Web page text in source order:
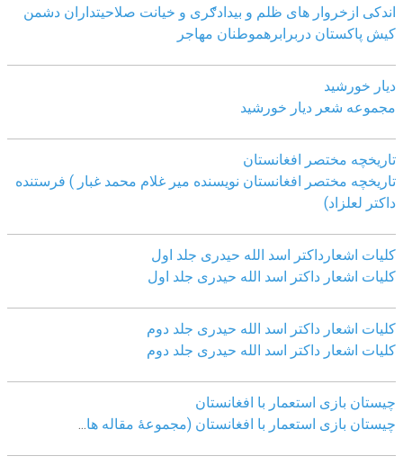
اندکی ازخروار ھای ظلم و بیدادګری و خیانت صلاحیتداران دشمن
کیش پاکستان دربرابرھموطنان مھاجر
دیار خورشید
مجموعه شعر دیار خورشید
تاریخچه مختصر افغانستان
تاریخچه مختصر افغانستان نویسنده میر غلام محمد غبار ) فرستنده
داکتر لعلزاد)
کلیات اشعارداکتر اسد الله حیدری جلد اول
کلیات اشعار داکتر اسد الله حیدری جلد اول
کلیات اشعار داکتر اسد الله حیدری جلد دوم
کلیات اشعار داکتر اسد الله حیدری جلد دوم
چيستان بازی استعمار با افغانستان
چيستان بازی استعمار با افغانستان (مجموعۀ مقاله ها